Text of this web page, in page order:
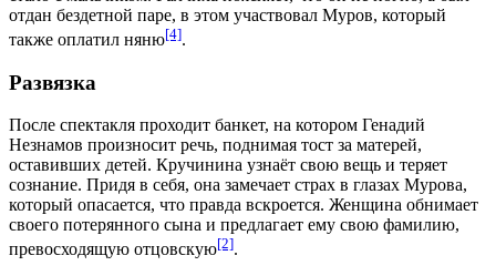
отдан бездетной паре, в этом участвовал Муров, который
также оплатил няню[4].
Развязка
После спектакля проходит банкет, на котором Генадий
Незнамов произносит речь, поднимая тост за матерей,
оставивших детей. Кручинина узнаёт свою вещь и теряет
сознание. Придя в себя, она замечает страх в глазах Мурова,
который опасается, что правда вскроется. Женщина обнимает
своего потерянного сына и предлагает ему свою фамилию,
превосходящую отцовскую[2].